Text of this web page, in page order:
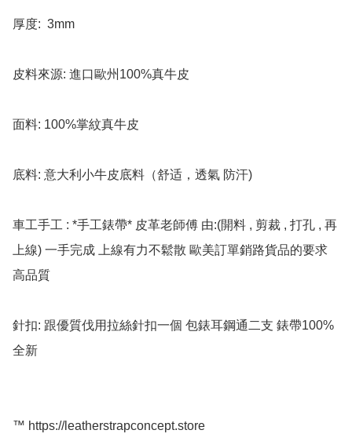
厚度:  3mm
皮料來源: 進口歐州100%真牛皮
面料: 100%掌紋真牛皮
底料: 意大利小牛皮底料（舒适，透氣 防汗)
車工手工 : *手工錶帶* 皮革老師傅 由:(開料 , 剪裁 , 打孔 , 再
上線) 一手完成 上線有力不鬆散 歐美訂單銷路貨品的要求
高品質
針扣: 跟優質伐用拉絲針扣一個 包錶耳鋼通二支 錶帶100%
全新
™️ https://leatherstrapconcept.store